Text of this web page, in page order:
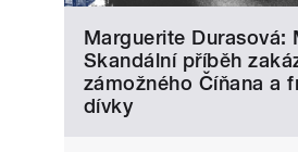
Marguerite Durasová:
Skandální příběh
zámožného Číňana a
dívky